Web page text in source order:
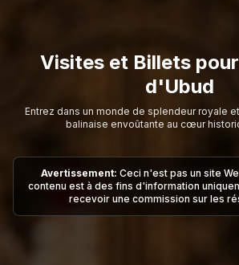
Visites et Billets
d'Ubud
Entrez dans un monde de splendeur royale
balinaise envoûtante au cœur
Avertissement: Ceci n'est pas un site
contenu est à des fins d'information
recevoir une commission sur les